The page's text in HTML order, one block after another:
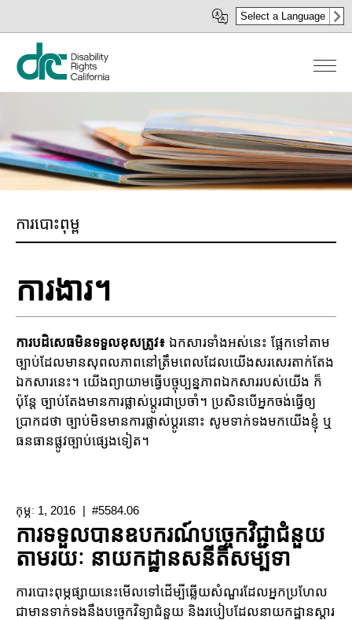
ទៅ​
សំខាន់​
Select a Language
ការបោះពុម្ព
ការងារ។
ការបដិសេធមិនទទួលខុសត្រូវ៖ ឯកសារទាំងអស់នេះ ផ្អែកទៅតាម
ច្បាប់ដែលមានសុពលភាពនៅត្រឹមពេលដែលយើងសរសេរតាក់តែង
ឯកសារនេះ។ យើងព្យាយាមធ្វើបច្ចុប្បន្នភាពឯកសាររបស់យើង ក៏
ប៉ុន្តែ ច្បាប់តែងមានការផ្លាស់ប្តូរជាប្រចាំ។ ប្រសិនបើអ្នកចង់ធ្វើឲ្យ
ប្រាកដថា ច្បាប់មិនមានការផ្លាស់ប្តូរនោះ សូមទាក់ទងមកយើងខ្ញុំ ឬ
ធនធានផ្លូវច្បាប់ផ្សេងទៀត។
កុម្ភៈ 1, 2016 #5584.06
ការទទួលបានឧបករណ៍បច្ចេកវិជ្ជាជំនួយ
តាមរយៈ នាយកដ្ឋានសនីតិសម្បទា
ការបោះពុម្ភផ្សាយនេះមើលទៅដើម្បីឆ្លើយសំណួរដែលអ្នកប្រហែល
ជាមានទាក់ទងនឹងបច្ចេកវិទ្យាជំនួយ និងរបៀបដែលនាយកដ្ឋានស្តារ